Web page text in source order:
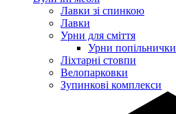
Лавки зі спинкою
Лавки
Урни для сміття
Урни попільнички
Ліхтарні стовпи
Велопарковки
Зупинкові комплекси